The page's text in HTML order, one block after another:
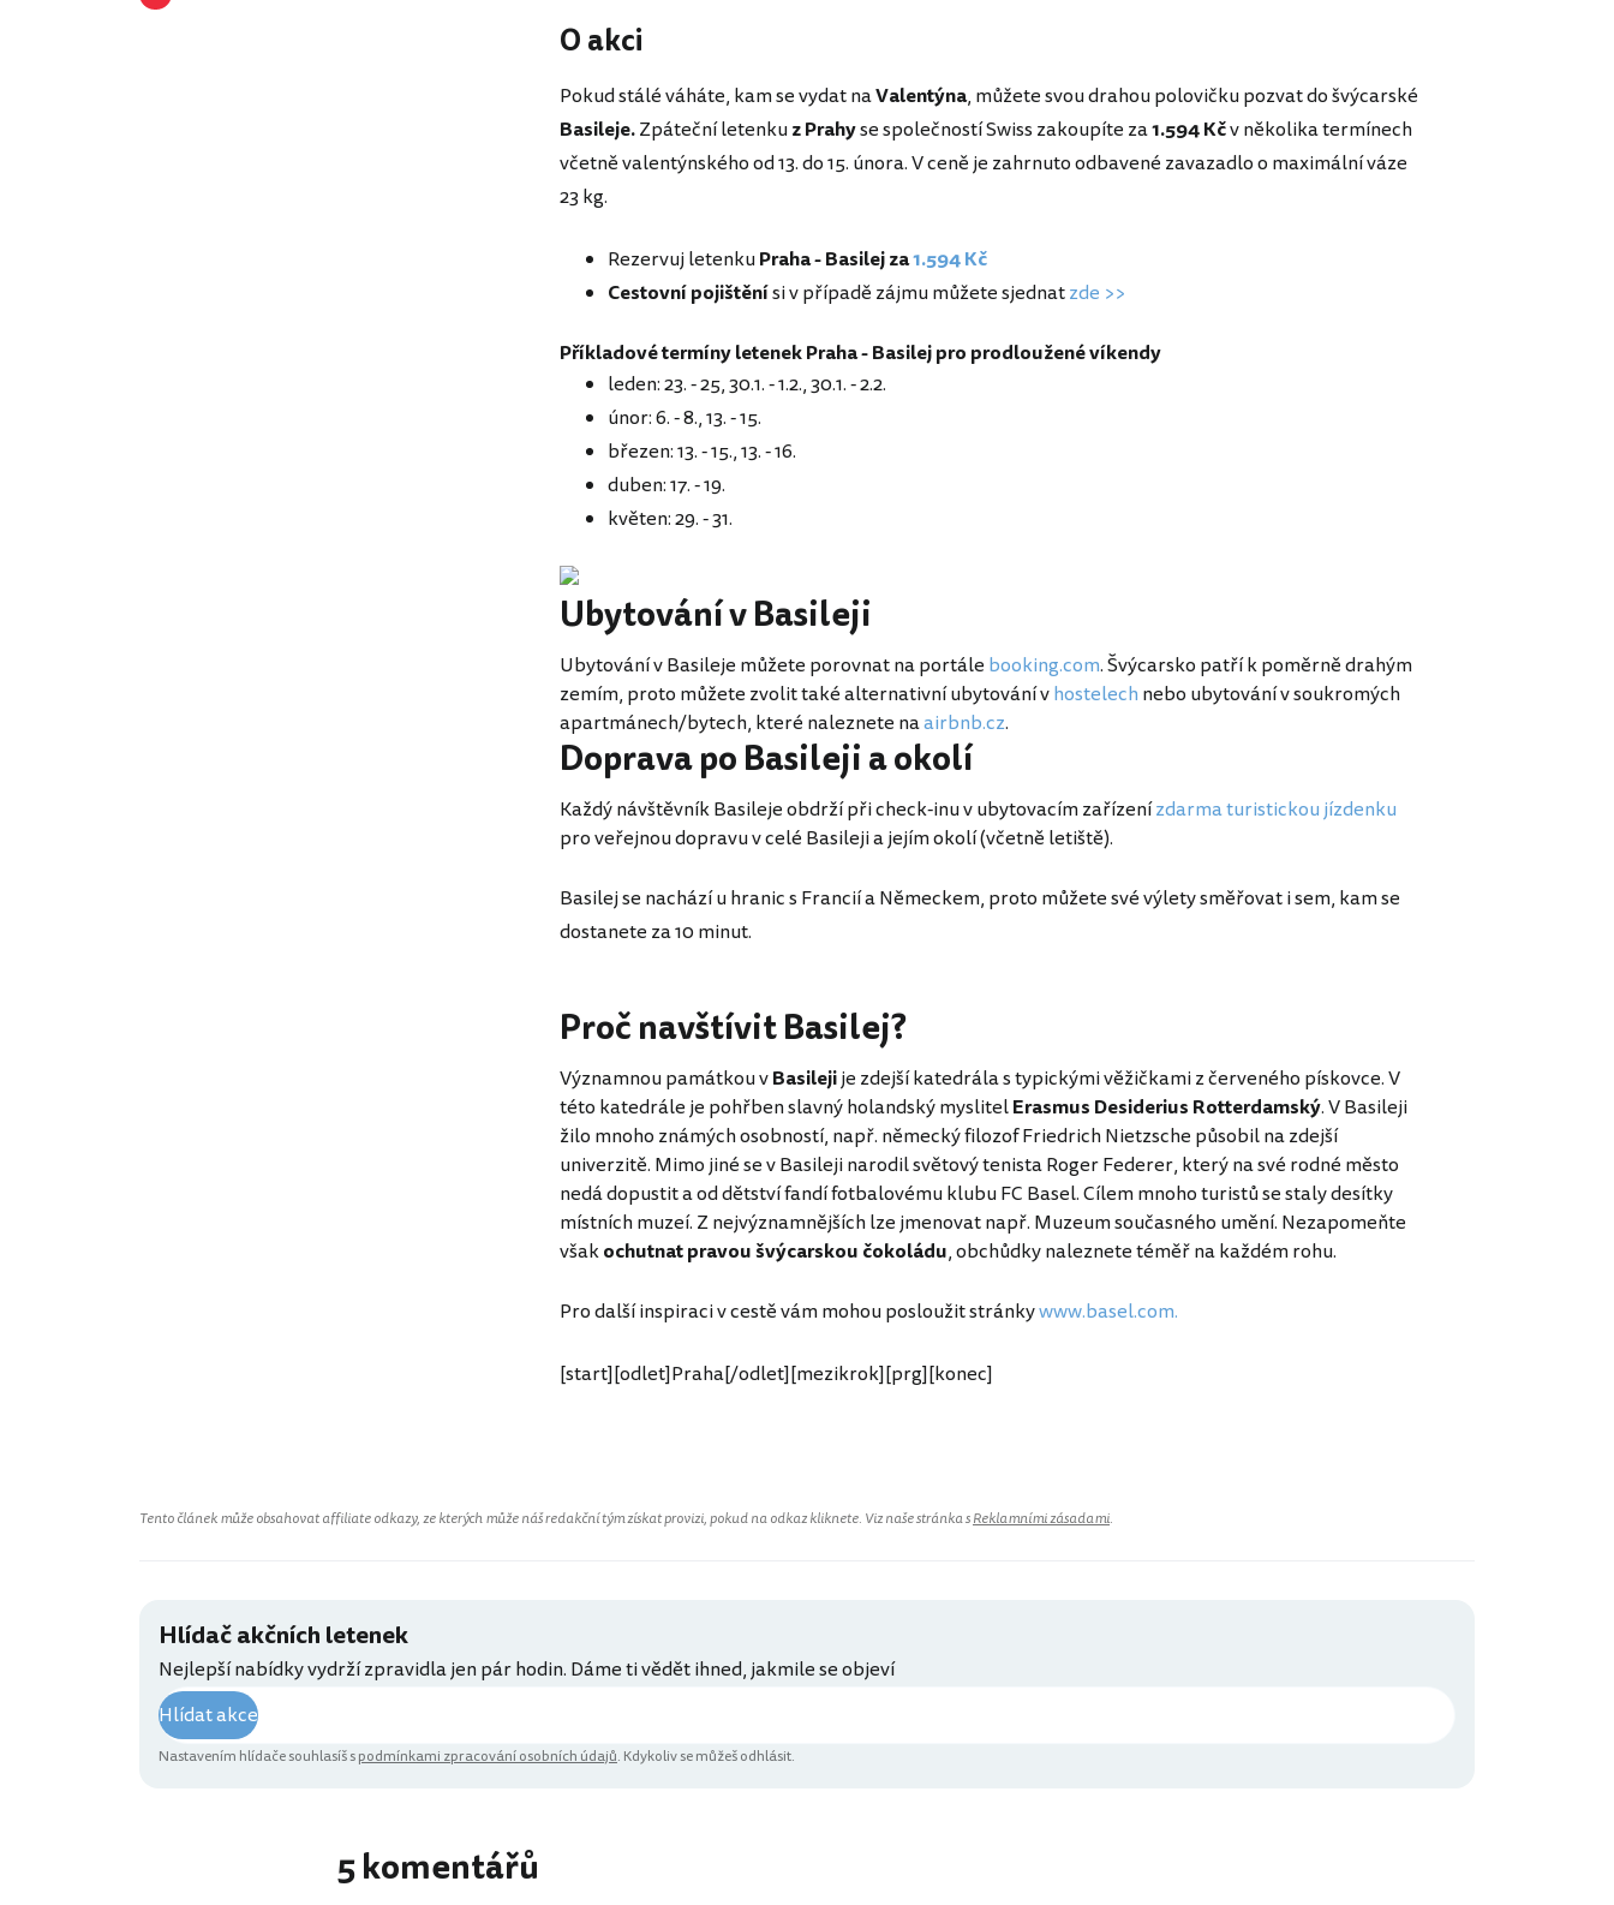
O akci
Pokud stálé váháte, kam se vydat naValentýna, můžete svou drahou polovičku pozvat do švýcarské
Basileje.Zpáteční letenkuz Prahyse společností Swiss zakoupíte za1.594 Kčv několika termínech
včetně valentýnského od 13. do 15. února. V ceně je zahrnuto odbavené zavazadlo o maximální váze
23 kg.
Rezervuj letenkuPraha - Basilej za1.594 Kč
Cestovní pojištěnísi v případě zájmu můžete sjednatzde >>
Příkladové termíny letenek Praha - Basilej pro prodloužené víkendy
leden: 23. - 25, 30.1. - 1.2., 30.1. - 2.2.
únor: 6. - 8., 13. - 15.
březen: 13. - 15., 13. - 16.
duben: 17. - 19.
květen: 29. - 31.
Ubytování v Basileji
Ubytování v Basileje můžete porovnat na portále booking.com. Švýcarsko patří k poměrně drahým
zemím, proto můžete zvolit také alternativní ubytování vhostelech nebo ubytování v soukromých
apartmánech/bytech, které naleznete naairbnb.cz.
Doprava po Basileji a okolí
Každý návštěvník Basileje obdrží při check-inu v ubytovacím zařízenízdarma turistickou jízdenku
pro veřejnou dopravu v celé Basileji a jejím okolí (včetně letiště).
Basilej se nachází u hranic s Francií a Německem, proto můžete své výlety směřovat i sem, kam se
dostanete za 10 minut.
Proč navštívit Basilej?
Významnou památkou vBasilejije zdejší katedrála s typickými věžičkami z červeného pískovce. V
této katedrále je pohřben slavný holandský myslitelErasmus Desiderius Rotterdamský. V Basileji
žilo mnoho známých osobností, např. německý filozof Friedrich Nietzsche působil na zdejší
univerzitě. Mimo jiné se v Basileji narodil světový tenista Roger Federer, který na své rodné město
nedá dopustit a od dětství fandí fotbalovému klubu FC Basel. Cílem mnoho turistů se staly desítky
místních muzeí. Z nejvýznamnějších lze jmenovat např. Muzeum současného umění. Nezapomeňte
všakochutnat pravou švýcarskou čokoládu, obchůdky naleznete téměř na každém rohu.
Pro další inspiraci v cestě vám mohou posloužit stránkywww.basel.com.
[start][odlet]Praha[/odlet][mezikrok][prg][konec]
Tento článek může obsahovat affiliate odkazy, ze kterých může náš redakční tým získat provizi, pokud na odkaz kliknete. Viz naše stránka sReklamními zásadami.
Hlídač akčních letenek
Nejlepší nabídky vydrží zpravidla jen pár hodin. Dáme ti vědět ihned, jakmile se objeví
Hlídat akce
Nastavením hlídače souhlasíš spodmínkami zpracování osobních údajů. Kdykoliv se můžeš odhlásit.
5 komentářů